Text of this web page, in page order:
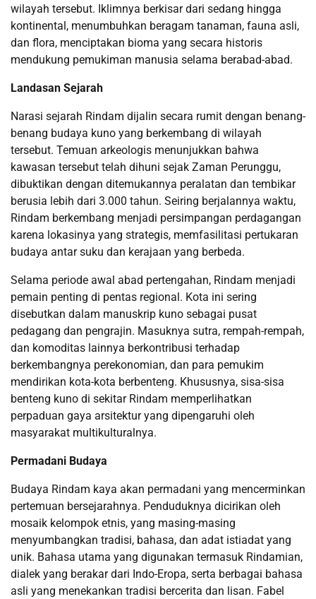
wilayah tersebut. Iklimnya berkisar dari sedang hingga
kontinental, menumbuhkan beragam tanaman, fauna asli,
dan flora, menciptakan bioma yang secara historis
mendukung pemukiman manusia selama berabad-abad.
Landasan Sejarah
Narasi sejarah Rindam dijalin secara rumit dengan benang-
benang budaya kuno yang berkembang di wilayah
tersebut. Temuan arkeologis menunjukkan bahwa
kawasan tersebut telah dihuni sejak Zaman Perunggu,
dibuktikan dengan ditemukannya peralatan dan tembikar
berusia lebih dari 3.000 tahun. Seiring berjalannya waktu,
Rindam berkembang menjadi persimpangan perdagangan
karena lokasinya yang strategis, memfasilitasi pertukaran
budaya antar suku dan kerajaan yang berbeda.
Selama periode awal abad pertengahan, Rindam menjadi
pemain penting di pentas regional. Kota ini sering
disebutkan dalam manuskrip kuno sebagai pusat
pedagang dan pengrajin. Masuknya sutra, rempah-rempah,
dan komoditas lainnya berkontribusi terhadap
berkembangnya perekonomian, dan para pemukim
mendirikan kota-kota berbenteng. Khususnya, sisa-sisa
benteng kuno di sekitar Rindam memperlihatkan
perpaduan gaya arsitektur yang dipengaruhi oleh
masyarakat multikulturalnya.
Permadani Budaya
Budaya Rindam kaya akan permadani yang mencerminkan
pertemuan bersejarahnya. Penduduknya dicirikan oleh
mosaik kelompok etnis, yang masing-masing
menyumbangkan tradisi, bahasa, dan adat istiadat yang
unik. Bahasa utama yang digunakan termasuk Rindamian,
dialek yang berakar dari Indo-Eropa, serta berbagai bahasa
asli yang menekankan tradisi bercerita dan lisan. Fabel